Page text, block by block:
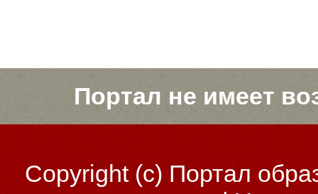
Портал не имеет
Copyright (c)Портал